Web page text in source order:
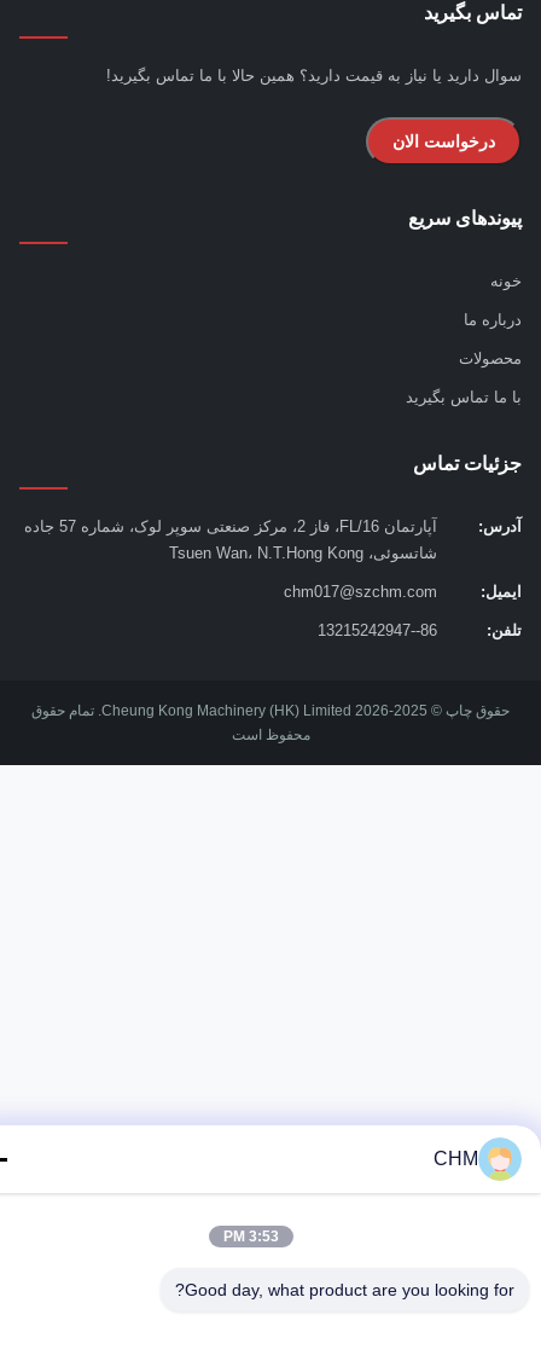
بگیرید
دارید یا نیاز به قیمت دارید؟ همین حالا با ما تماس بگیرید!
درخواست الان
سریع
ما
تماس بگیرید
تماس
آپارتمان 16/FL، فاز 2، مرکز صنعتی سوپر لوک، شماره 57 جاده
شاتسوئی، Tsuen Wan، N.T.Hong Kong
chm017@szchm.com
حقوق چاپ © 2025-2026 Cheung Kong Machinery (HK) Limited. تمام حقوق
محفوظ است
CHM
3:53 PM
Good day, what product are you looking